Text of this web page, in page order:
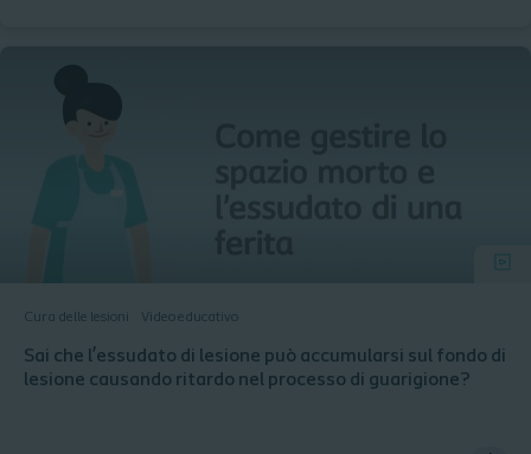
Cura delle lesioni Video educativo
Sai che l’essudato di lesione può accumularsi sul fondo di
lesione causando ritardo nel processo di guarigione?